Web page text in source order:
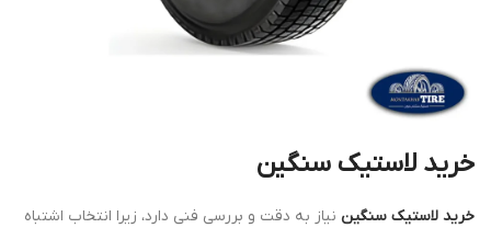
خرید لاستیک سنگین
خرید لاستیک سنگین نیاز به دقت و بررسی فنی دارد، زیرا انتخاب اشتباه